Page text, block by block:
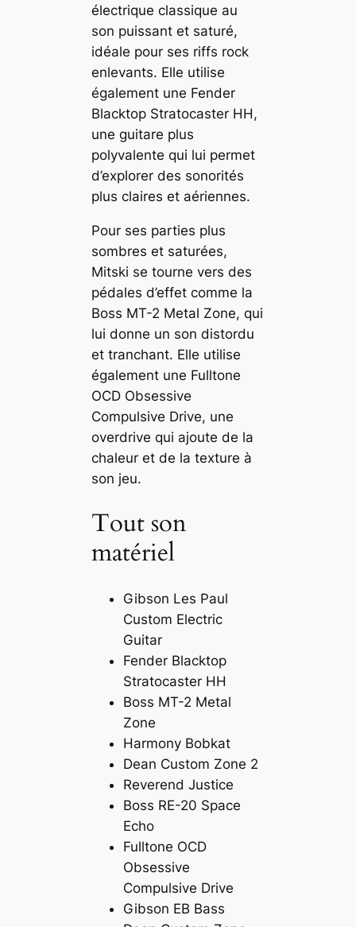
électrique classique au
son puissant et saturé,
idéale pour ses riffs rock
enlevants. Elle utilise
également une Fender
Blacktop Stratocaster HH,
une guitare plus
polyvalente qui lui permet
d’explorer des sonorités
plus claires et aériennes.
Pour ses parties plus
sombres et saturées,
Mitski se tourne vers des
pédales d’effet comme la
Boss MT-2 Metal Zone, qui
lui donne un son distordu
et tranchant. Elle utilise
également une Fulltone
OCD Obsessive
Compulsive Drive, une
overdrive qui ajoute de la
chaleur et de la texture à
son jeu.
Tout son
matériel
Gibson Les Paul
Custom Electric
Guitar
Fender Blacktop
Stratocaster HH
Boss MT-2 Metal
Zone
Harmony Bobkat
Dean Custom Zone 2
Reverend Justice
Boss RE-20 Space
Echo
Fulltone OCD
Obsessive
Compulsive Drive
Gibson EB Bass